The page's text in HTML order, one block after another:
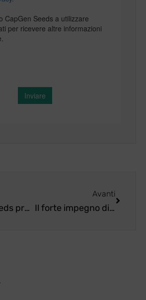
CapGen Seeds promuove l’espansione della coltivazione della papaya in Spagna con seminari tecnici nelle Isole Canarie
Avanti
Il forte impegno di CapGen Seeds nello sport